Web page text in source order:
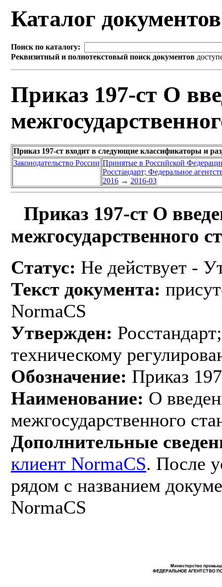
Каталог
Поиск по каталогу:
Реквизитный и полнотекстовый поиск документов
Приказ 197-ст О
Приказ 197-ст входит в следующие классификаторы и
Законодательство России Принятые в Российской
Росстандарт; Федеральное
2016 → 2016-03
Приказ 197-ст О
межгосударственного
Статус: Не действует -
Текст документа:
NormaCS
Утвержден:
техническому
Обозначение: Приказ
Наименование: О
межгосударственного
Дополнительные
клиент NormaCS. После
рядом с названием
NormaCS